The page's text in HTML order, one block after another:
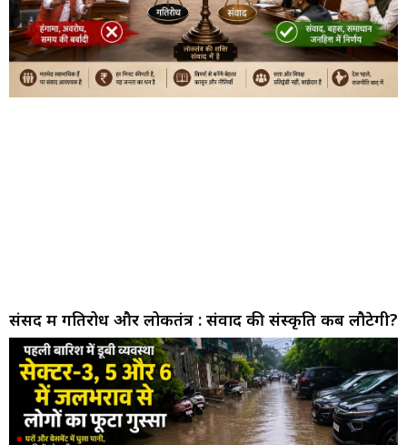
संसद में गतिरोध और लोकतंत्र : संवाद की संस्कृति कब लौटेगी?